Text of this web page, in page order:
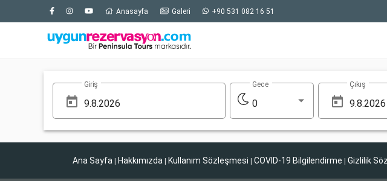
Anasayfa Galeri +90 531 082 16 51
Giriş
0
Gece Çıkış
Ana Sayfa | Hakkımızda | Kullanım Sözleşmesi | COVID-19 Bilgilendirme | Gizlilik